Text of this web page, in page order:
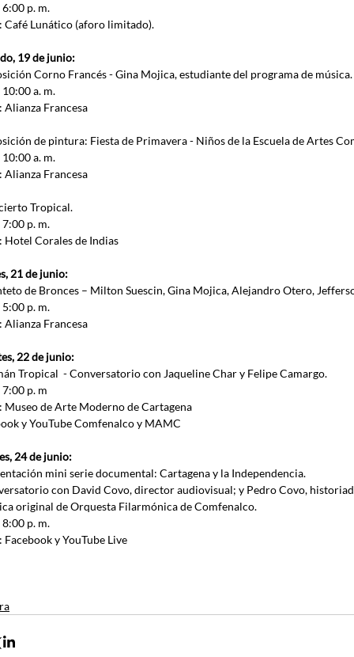
p. m.
Café Lunático (aforo limitado).
19 de junio:
Corno Francés - Gina Mojica, estudiante del programa de música.
a. m.
Alianza Francesa
de pintura: Fiesta de Primavera - Niños de la Escuela de Artes
a. m.
Alianza Francesa
Tropical.
p. m.
Hotel Corales de Indias
21 de junio:
de Bronces – Milton Suescin, Gina Mojica, Alejandro Otero,
p. m.
Alianza Francesa
22 de junio:
Tropical  - Conversatorio con Jaqueline Char y Felipe Camargo.
p. m
Museo de Arte Moderno de Cartagena
y YouTube Comfenalco y MAMC
24 de junio:
mini serie documental: Cartagena y la Independencia.
con David Covo, director audiovisual; y Pedro Covo,
original de Orquesta Filarmónica de Comfenalco.
p. m.
Facebook y YouTube Live